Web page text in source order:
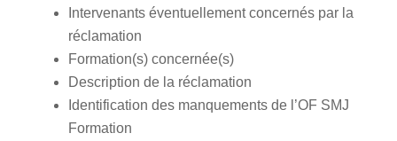
Intervenants éventuellement concernés par la
réclamation
Formation(s) concernée(s)
Description de la réclamation
Identification des manquements de l’OF SMJ
Formation